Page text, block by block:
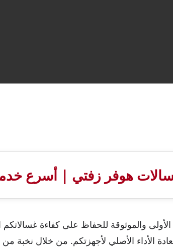
هوفر زفتي | أسرع
والموثوقة للحفاظ على كفاءة
الأداء الأصلي لأجهزتكم. من خلال نخبة